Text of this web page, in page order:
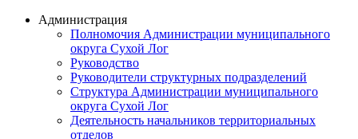
Администрация
Полномочия Администрации муниципального
округа Сухой Лог
Руководство
Руководители структурных подразделений
Структура Администрации муниципального
округа Сухой Лог
Деятельность начальников территориальных
отделов